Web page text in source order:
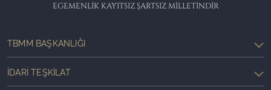
EGEMENLİK KAYITSIZ ŞARTSIZ MİLLETİNDİR
TBMM BAŞKANLIĞI
İDARI TEŞKILAT